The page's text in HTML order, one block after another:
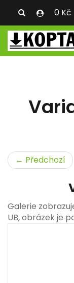
0 Kč
← Předchozí
Galerie
UB, obrázek je